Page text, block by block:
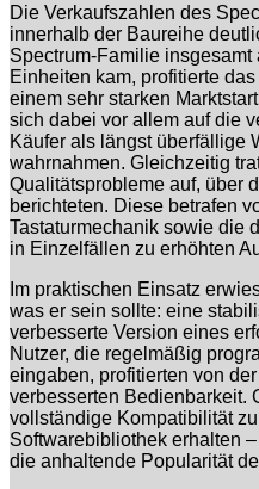
Die Verkaufszahlen des
innerhalb der Baureihe
Spectrum-Familie
Einheiten kam, profitierte
einem sehr starken
sich dabei vor allem auf die
Käufer als längst überfällige
wahrnahmen. Gleichzeitig
Qualitätsprobleme auf, über
berichteten. Diese betrafen
Tastaturmechanik sowie die
in Einzelfällen zu erhöhten
Im praktischen Einsatz
was er sein sollte: eine
verbesserte Version eines
Nutzer, die regelmäßig
eingaben, profitierten von
verbesserten Bedienbarkeit.
vollständige Kompatibilität
Softwarebibliothek erhalten
die anhaltende Popularität